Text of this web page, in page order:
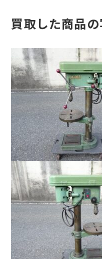
買取した商品